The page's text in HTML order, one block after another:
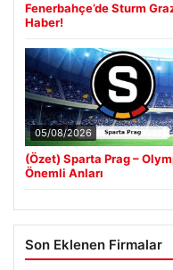
Fenerbahçe’de Sturm
Haber!
05/08/2026
(Özet) Sparta Prag –
Önemli Anları
Son Eklenen Firmalar